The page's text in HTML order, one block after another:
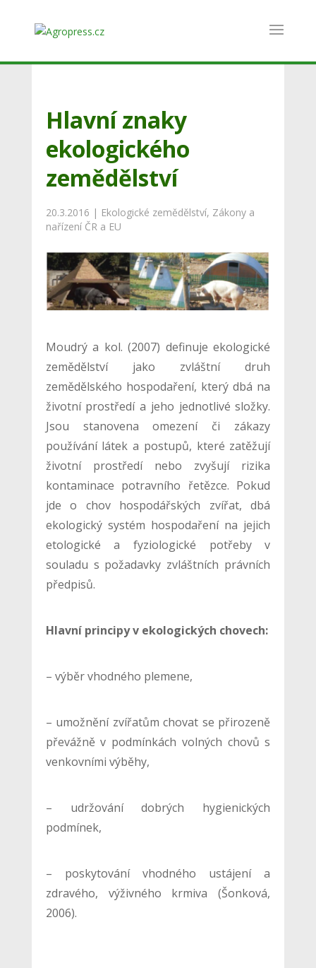
Hlavní znaky
ekologického
zemědělství
20.3.2016 | Ekologické zemědělství, Zákony a
nařízení ČR a EU
Moudrý a kol. (2007) definuje ekologické
zemědělství jako zvláštní druh
zemědělského hospodaření, který dbá na
životní prostředí a jeho jednotlivé složky.
Jsou stanovena omezení či zákazy
používání látek a postupů, které zatěžují
životní prostředí nebo zvyšují rizika
kontaminace potravního řetězce. Pokud
jde o chov hospodářských zvířat, dbá
ekologický systém hospodaření na jejich
etologické a fyziologické potřeby v
souladu s požadavky zvláštních právních
předpisů.
Hlavní principy v ekologických chovech:
– výběr vhodného plemene,
– umožnění zvířatům chovat se přirozeně
převážně v podmínkách volných chovů s
venkovními výběhy,
– udržování dobrých hygienických
podmínek,
– poskytování vhodného ustájení a
zdravého, výživného krmiva (Šonková,
2006).